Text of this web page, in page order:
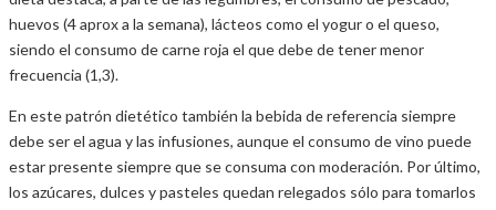
huevos (4 aprox a la semana), lácteos como el yogur o el queso,
siendo el consumo de carne roja el que debe de tener menor
frecuencia (1,3).
En este patrón dietético también la bebida de referencia siempre
debe ser el agua y las infusiones, aunque el consumo de vino puede
estar presente siempre que se consuma con moderación. Por último,
los azúcares, dulces y pasteles quedan relegados sólo para tomarlos